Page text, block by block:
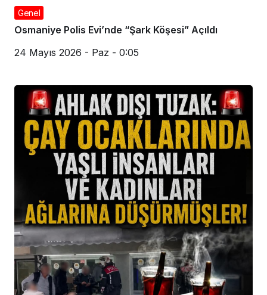
Genel
Osmaniye Polis Evi’nde “Şark Köşesi” Açıldı
24 Mayıs 2026 - Paz - 0:05